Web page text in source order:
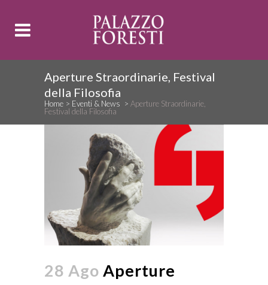
Aperture Straordinarie, Festival
della Filosofia
Home > Eventi & News > Aperture Straordinarie,
Festival della Filosofia
28 Ago Aperture